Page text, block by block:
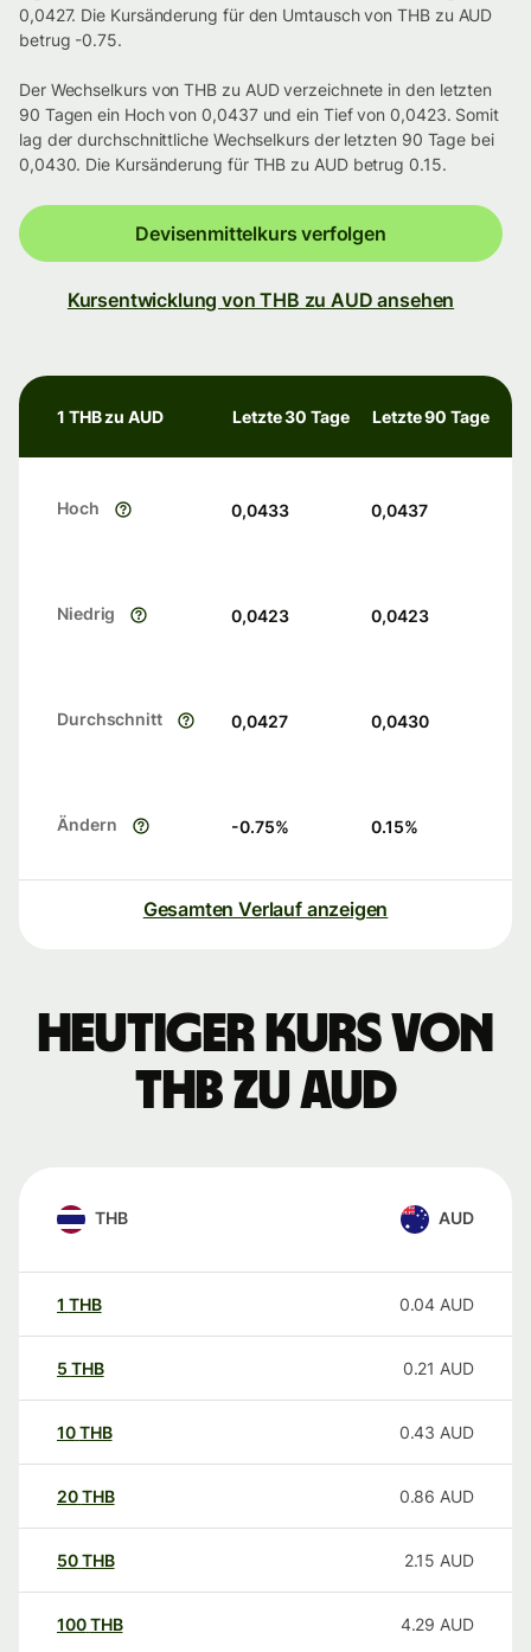
0,0427. Die Kursänderung für den Umtausch von THB zu AUD
betrug -0.75.
Der Wechselkurs von THB zu AUD verzeichnete in den letzten
90 Tagen ein Hoch von 0,0437 und ein Tief von 0,0423. Somit
lag der durchschnittliche Wechselkurs der letzten 90 Tage bei
0,0430. Die Kursänderung für THB zu AUD betrug 0.15.
Devisenmittelkurs verfolgen
Kursentwicklung von THB zu AUD ansehen
1 THB zu AUD Letzte 30 Tage Letzte 90 Tage
Hoch 0,0433 0,0437
Niedrig 0,0423 0,0423
Durchschnitt 0,0427 0,0430
Ändern -0.75% 0.15%
Gesamten Verlauf anzeigen
Heutiger Kurs von
THB zu AUD
THB AUD
1 THB 0.04 AUD
5 THB 0.21 AUD
10THB 0.43 AUD
20THB 0.86 AUD
50THB 2.15 AUD
100THB 4.29 AUD